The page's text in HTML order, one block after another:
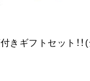
ギフトセット！！(